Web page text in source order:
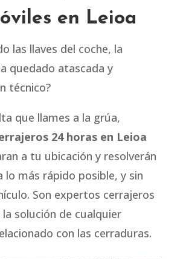
en Leioa
las llaves del coche, la
quedado atascada y
técnico?
que llames a la grúa,
24 horas en Leioa
a tu ubicación y resolverán
lo más rápido posible, y sin
Son expertos cerrajeros
la solución de cualquier
con las cerraduras.